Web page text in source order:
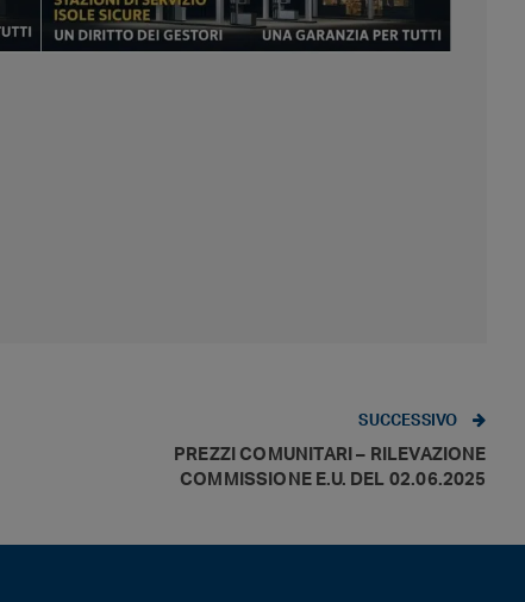
SUCCESSIVO
PREZZI COMUNITARI – RILEVAZIONE
COMMISSIONE E.U. DEL 02.06.2025